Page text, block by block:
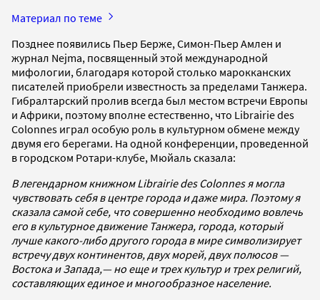
Материал по теме
Позднее появились Пьер Берже, Симон-Пьер Амлен и
журнал Nejma, посвященный этой международной
мифологии, благодаря которой столько марокканских
писателей приобрели известность за пределами Танжера.
Гибралтарский пролив всегда был местом встречи Европы
и Африки, поэтому вполне естественно, что Librairie des
Colonnes играл особую роль в культурном обмене между
двумя его берегами. На одной конференции, проведенной
в городском Ротари-клубе, Мюйаль сказала:
В легендарном книжном Librairie des Colonnes я могла
чувствовать себя в центре города и даже мира. Поэтому я
сказала самой себе, что совершенно необходимо вовлечь
его в культурное движение Танжера, города, который
лучше какого-либо другого города в мире символизирует
встречу двух континентов, двух морей, двух полюсов —
Востока и Запада,— но еще и трех культур и трех религий,
составляющих единое и многообразное население.